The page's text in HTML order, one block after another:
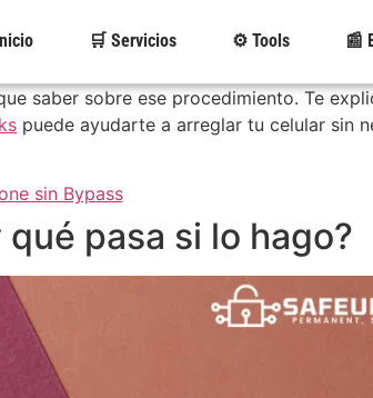
🛒 Servicios ⚙️ Tools 📰
saber sobre ese procedimiento. Te
puede ayudarte a arreglar tu celular sin
sin Bypass
pasa si lo hago?